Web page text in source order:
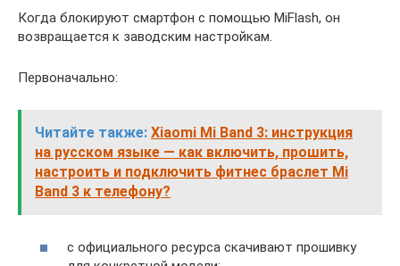
Когда блокируют смартфон с помощью MiFlash, он
возвращается к заводским настройкам.
Первоначально:
Читайте также: Xiaomi Mi Band 3: инструкция
на русском языке — как включить, прошить,
настроить и подключить фитнес браслет Mi
Band 3 к телефону?
с официального ресурса скачивают прошивку